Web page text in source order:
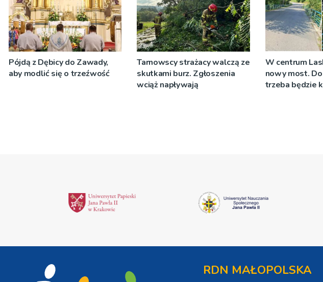
Pójdą z Dębicy do Zawady,
aby modlić się o trzeźwość
Tarnowscy strażacy walczą ze
skutkami burz. Zgłoszenia
wciąż napływają
W centrum
nowy most.
trzeba będzie
RDN MAŁOPOLSKA